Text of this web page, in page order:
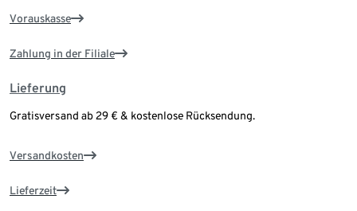
Vorauskasse
Zahlung in der Filiale
Lieferung
Gratisversand ab 29 € & kostenlose Rücksendung.
Versandkosten
Lieferzeit